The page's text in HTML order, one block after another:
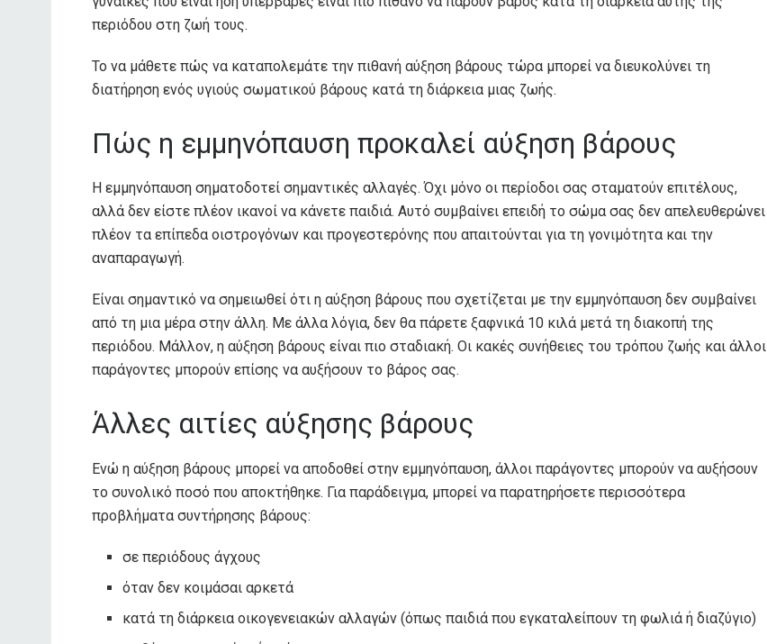
περιόδου στη ζωή τους.
Το να μάθετε πώς να καταπολεμάτε την πιθανή αύξηση βάρους τώρα μπορεί να διευκολύνει τη
διατήρηση ενός υγιούς σωματικού βάρους κατά τη διάρκεια μιας ζωής.
Πώς η εμμηνόπαυση προκαλεί αύξηση βάρους
Η εμμηνόπαυση σηματοδοτεί σημαντικές αλλαγές. Όχι μόνο οι περίοδοι σας σταματούν επιτέλους,
αλλά δεν είστε πλέον ικανοί να κάνετε παιδιά. Αυτό συμβαίνει επειδή το σώμα σας δεν απελευθερώνει
πλέον τα επίπεδα οιστρογόνων και προγεστερόνης που απαιτούνται για τη γονιμότητα και την
αναπαραγωγή.
Είναι σημαντικό να σημειωθεί ότι η αύξηση βάρους που σχετίζεται με την εμμηνόπαυση δεν συμβαίνει
από τη μια μέρα στην άλλη. Με άλλα λόγια, δεν θα πάρετε ξαφνικά 10 κιλά μετά τη διακοπή της
περιόδου. Μάλλον, η αύξηση βάρους είναι πιο σταδιακή. Οι κακές συνήθειες του τρόπου ζωής και άλλοι
παράγοντες μπορούν επίσης να αυξήσουν το βάρος σας.
Άλλες αιτίες αύξησης βάρους
Ενώ η αύξηση βάρους μπορεί να αποδοθεί στην εμμηνόπαυση, άλλοι παράγοντες μπορούν να αυξήσουν
το συνολικό ποσό που αποκτήθηκε. Για παράδειγμα, μπορεί να παρατηρήσετε περισσότερα
προβλήματα συντήρησης βάρους:
σε περιόδους άγχους
όταν δεν κοιμάσαι αρκετά
κατά τη διάρκεια οικογενειακών αλλαγών (όπως παιδιά που εγκαταλείπουν τη φωλιά ή διαζύγιο)